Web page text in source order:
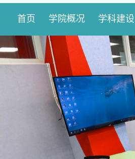
首页 学院概况 学科建设